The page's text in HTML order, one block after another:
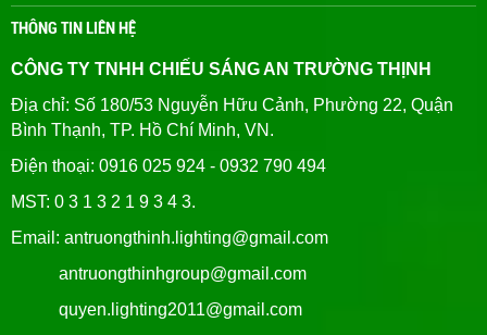
THÔNG TIN LIÊN HỆ
CÔNG TY TNHH CHIẾU SÁNG AN TRƯỜNG THỊNH
Địa chỉ: Số 180/53 Nguyễn Hữu Cảnh, Phường 22, Quận
Bình Thạnh, TP. Hồ Chí Minh, VN.
Điện thoại: 0916 025 924 - 0932 790 494
MST: 0 3 1 3 2 1 9 3 4 3.
Email: antruongthinh.lighting@gmail.com
antruongthinhgroup@gmail.com
quyen.lighting2011@gmail.com